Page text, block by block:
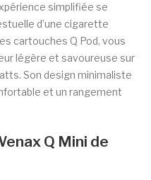
simplifiée se
d’une cigarette
cartouches Q Pod, vous
légère et savoureuse sur
Son design minimaliste
et un rangement
Q Mini de